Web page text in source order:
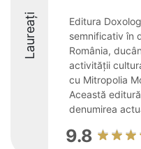
Laureați
Editura
semnificativ în
România,
activității
cu Mitropolia
Această
denumirea
9.8